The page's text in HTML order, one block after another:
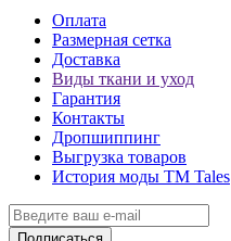
Оплата
Размерная сетка
Доставка
Виды ткани и уход
Гарантия
Контакты
Дропшиппинг
Выгрузка товаров
История моды ТМ Tales